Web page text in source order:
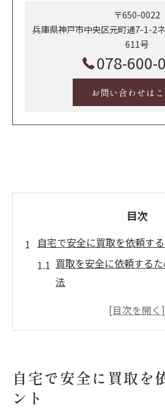
〒650-0022
兵庫県神戸市中央区元町通7-1-2
611号
078-600-
お問い合わせは
目次
自宅で安全に買取を依頼す
買取を安全に依頼する
法
出張買取でトラブルを
信頼できる買取業者と
無料出張の買取活用術と注意
自宅で安全に買取を
ント